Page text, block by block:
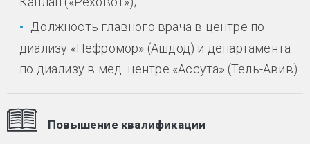
Должность главного врача в центре по
диализу «Нефромор» (Ашдод) и департамента
по диализу в мед. центре «Ассута» (Тель-Авив).
Повышение квалификации